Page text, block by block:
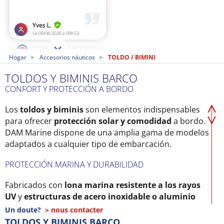
Hogar Accesorios náuticos TOLDO / BIMINI
TOLDOS Y BIMINIS BARCO
CONFORT Y PROTECCIÓN A BORDO
Los toldos y biminisson elementos indispensables
para ofrecer protección solar y comodidad a bordo.
DAM Marine dispone de una amplia gama de modelos
adaptados a cualquier tipo de embarcación.
PROTECCIÓN MARINA Y DURABILIDAD
Fabricados con lona marina resistente a los rayos
UVyestructuras de acero inoxidable o aluminio
anodizado, nuestros biminis y toldos garantizan una
excelente resistencia al ambiente marino.
Un doute? > nous contacter